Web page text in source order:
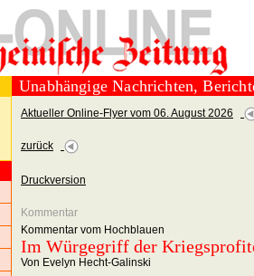
Unabhängige Nachrichten,
Aktueller Online-Flyer vom 06. August 2026
zurück
Druckversion
Kommentar
Kommentar vom Hochblauen
Im Würgegriff der
Von Evelyn Hecht-Galinski